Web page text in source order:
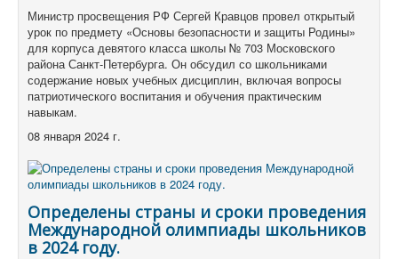
Министр просвещения РФ Сергей Кравцов провел открытый
урок по предмету «Основы безопасности и защиты Родины»
для корпуса девятого класса школы № 703 Московского
района Санкт-Петербурга. Он обсудил со школьниками
содержание новых учебных дисциплин, включая вопросы
патриотического воспитания и обучения практическим
навыкам.
08 января 2024 г.
Определены страны и сроки проведения
Международной олимпиады школьников
в 2024 году.